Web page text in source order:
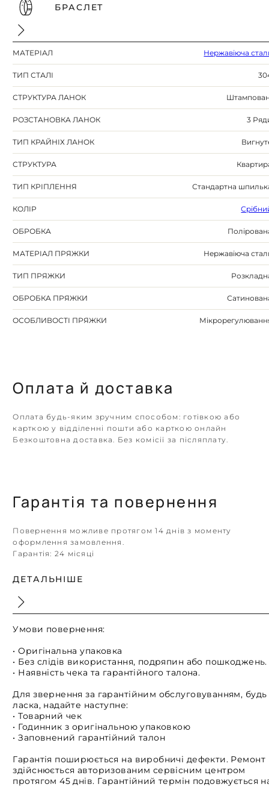
БРАСЛЕТ
МАТЕРІАЛ Нержавіюча
ТИП СТАЛІ
СТРУКТУРА ЛАНОК
РОЗСТАНОВКА ЛАНОК 3
ТИП КРАЙНІХ ЛАНОК
СТРУКТУРА
ТИП КРІПЛЕННЯ Стандартна
КОЛІР
ОБРОБКА
МАТЕРІАЛ ПРЯЖКИ Нержавіюча
ТИП ПРЯЖКИ
ОБРОБКА ПРЯЖКИ
ОСОБЛИВОСТІ ПРЯЖКИ
Оплата й доставка
Оплата будь-яким зручним способом: готівкою або
карткою у відділенні пошти або карткою онлайн
Безкоштовна доставка. Без комісії за післяплату.
Гарантія та повернення
Повернення можливе протягом 14 днів з моменту
оформлення замовлення.
Гарантія: 24 місяці
ДЕТАЛЬНІШЕ
Умови повернення:
• Оригінальна упаковка
• Без слідів використання, подряпин або пошкоджень.
• Наявність чека та гарантійного талона.
Для звернення за гарантійним обслуговуванням, будь
ласка, надайте наступне:
• Товарний чек
• Годинник з оригінальною упаковкою
• Заповнений гарантійний талон
Гарантія поширюється на виробничі дефекти. Ремонт
здійснюється авторизованим сервісним центром
протягом 45 днів. Гарантійний термін подовжується